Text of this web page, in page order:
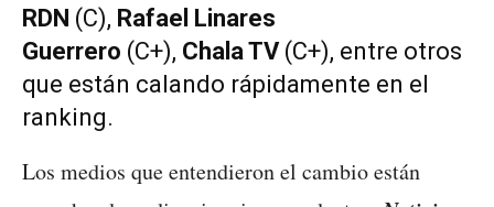
RDN (C), Rafael Linares
Guerrero (C+), Chala TV(C+), entre otros
que están calando rápidamente en el
ranking.
Los medios que entendieron el cambio están